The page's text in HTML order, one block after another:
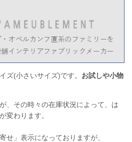
ズ(小さいサイズ)です。 お試しや小物
、その時々の在庫状況によって、は
変わります。
せ」表示になっておりますが、